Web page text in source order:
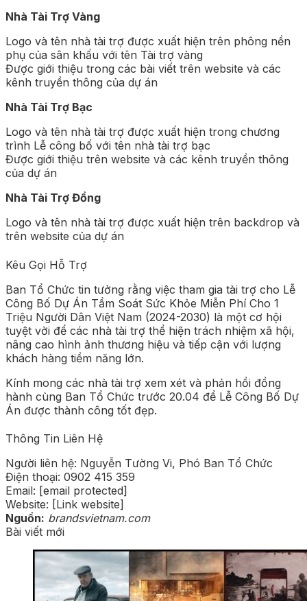
Nhà Tài Trợ Vàng
Logo và tên nhà tài trợ được xuất hiện trên phông nền
phụ của sân khấu với tên Tài trợ vàng
Được giới thiệu trong các bài viết trên website và các
kênh truyền thông của dự án
Nhà Tài Trợ Bạc
Logo và tên nhà tài trợ được xuất hiện trong chương
trình Lễ công bố với tên nhà tài trợ bạc
Được giới thiệu trên website và các kênh truyền thông
của dự án
Nhà Tài Trợ Đồng
Logo và tên nhà tài trợ được xuất hiện trên backdrop và
trên website của dự án
Kêu Gọi Hỗ Trợ
Ban Tổ Chức tin tưởng rằng việc tham gia tài trợ cho Lễ
Công Bố Dự Án Tầm Soát Sức Khỏe Miễn Phí Cho 1
Triệu Người Dân Việt Nam (2024-2030) là một cơ hội
tuyệt vời để các nhà tài trợ thể hiện trách nhiệm xã hội,
nâng cao hình ảnh thương hiệu và tiếp cận với lượng
khách hàng tiềm năng lớn.
Kính mong các nhà tài trợ xem xét và phản hồi đồng
hành cùng Ban Tổ Chức trước 20.04 để Lễ Công Bố Dự
Án được thành công tốt đẹp.
Thông Tin Liên Hệ
Người liên hệ: Nguyễn Tường Vi, Phó Ban Tổ Chức
Điện thoại: 0902 415 359
Email: [email protected]
Website: [Link website]
Nguồn: brandsvietnam.com
Bài viết mới